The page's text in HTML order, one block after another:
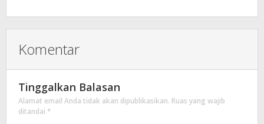
Komentar
Tinggalkan Balasan
Alamat email Anda tidak akan dipublikasikan. Ruas yang wajib
ditandai *